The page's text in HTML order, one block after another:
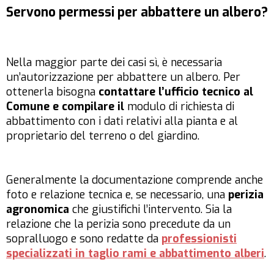
Servono permessi per abbattere un albero?
Nella maggior parte dei casi sì, è necessaria
un’autorizzazione per abbattere un albero. Per
ottenerla bisogna contattare l’ufficio tecnico al
Comune e compilare il modulo di richiesta di
abbattimento con i dati relativi alla pianta e al
proprietario del terreno o del giardino.
Generalmente la documentazione comprende anche
foto e relazione tecnica e, se necessario, una perizia
agronomica che giustifichi l’intervento. Sia la
relazione che la perizia sono precedute da un
sopralluogo e sono redatte da professionisti
specializzati in taglio rami e abbattimento alberi.